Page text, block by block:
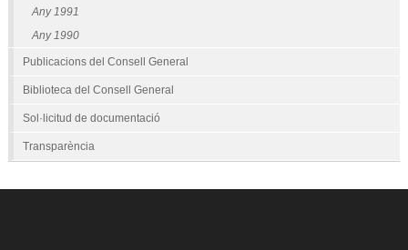
Any 1991
Any 1990
Publicacions del Consell General
Biblioteca del Consell General
Sol·licitud de documentació
Transparència